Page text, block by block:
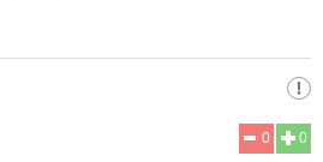
0
0